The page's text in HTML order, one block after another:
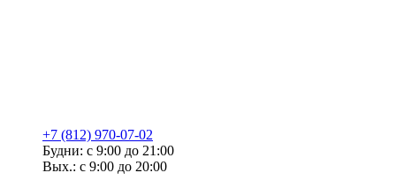
+7 (812) 970-07-02
Будни: с 9:00 до 21:00
Вых.: с 9:00 до 20:00